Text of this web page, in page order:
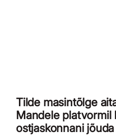
Tilde masintõlge
Mandele platvormil
ostjaskonnani jõuda